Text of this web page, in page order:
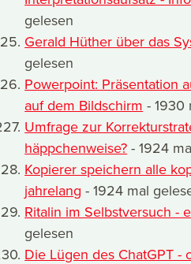
gelesen
Gerald Hüther über das
gelesen
Powerpoint: Präsentation
auf dem Bildschirm - 1930
Umfrage zur
häppchenweise? - 1924
Kopierer speichern alle
jahrelang - 1924 mal
Ritalin im Selbstversuch -
gelesen
Die Lügen des ChatGPT -